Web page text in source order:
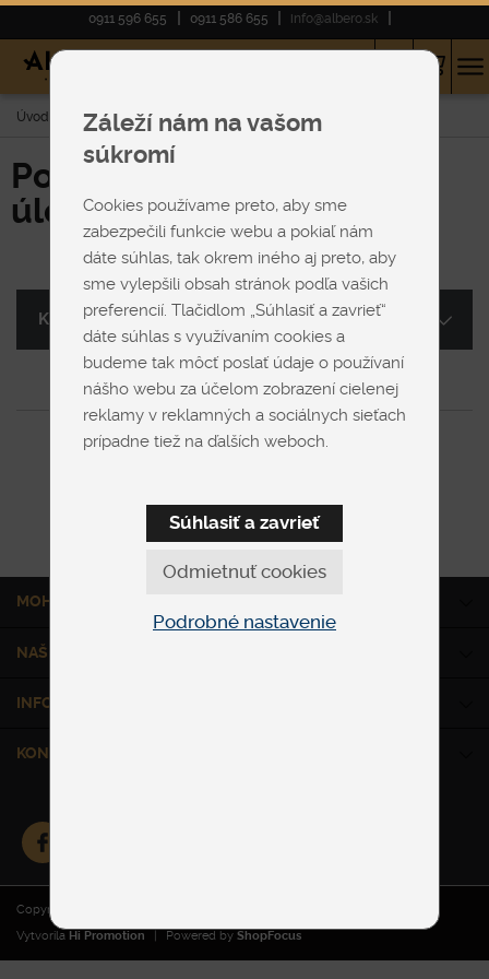
0911 596 655 0911 586 655 info@albero.sk
Úvod E-shop POSTELE 200x200 cm Úložný priestor
Postele 200x200cm s
úložným priestorom
0 položiek z 0
Kategória
MOHLO BY VÁS ZAUJÍMAŤ
NAŠE SLUŽBY
INFORMÁCIE
KONTAKT
Copyright © 2026
Vytvorila Hi Promotion Powered by ShopFocus
Záleží nám na vašom
súkromí
Cookies používame preto, aby sme
zabezpečili funkcie webu a pokiaľ nám
dáte súhlas, tak okrem iného aj preto, aby
sme vylepšili obsah stránok podľa vašich
preferencií. Tlačidlom „Súhlasiť a zavrieť“
dáte súhlas s využívaním cookies a
budeme tak môcť poslať údaje o používaní
nášho webu za účelom zobrazení cielenej
reklamy v reklamných a sociálnych sieťach
prípadne tiež na ďalších weboch.
Odmietnuť cookies
Súhlasiť a zavrieť
Podrobné nastavenie